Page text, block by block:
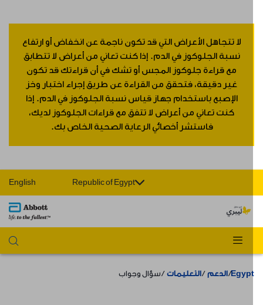
لا تتجاهل الأعراض التي قد تكون ناجمة عن انخفاض أو ارتفاع
نسبة الجلوكوز في الدم. إذا كنت تعاني من أعراض لا تتطابق
مع قراءة جلوكوز المجس أو تشك في أن قراءتك قد تكون
غير دقيقة، فتحقق من القراءة عن طريق إجراء اختبار وخز
الإصبع باستخدام جهاز قياس نسبة الجلوكوز في الدم. إذا
كنت تعاني من أعراض لا تتفق مع قراءات الجلوكوز لديك،
فاستشر أخصائي الرعاية الصحية الخاص بك.
Republic of Egypt
English
الدعم التعليمات سؤال وجواب